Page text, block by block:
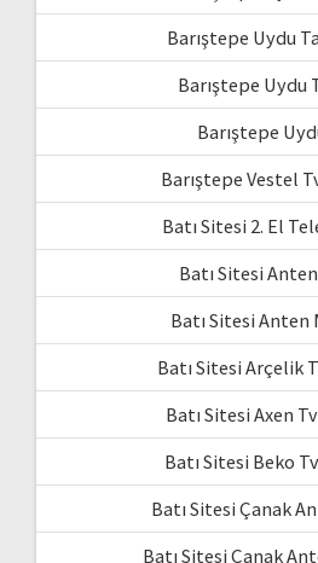
Barıştepe Uydu
Barıştepe Uydu
Barıştepe
Barıştepe Vestel
Batı Sitesi 2. El
Batı Sitesi Anten
Batı Sitesi Anten
Batı Sitesi Arçelik
Batı Sitesi Axen
Batı Sitesi Beko
Batı Sitesi Çanak
Batı Sitesi Çanak